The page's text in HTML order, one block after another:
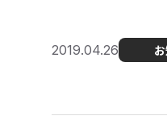
2019.04.26